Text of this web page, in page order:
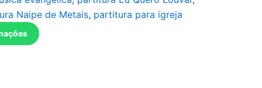
Naipe de Metais, partitura para igreja